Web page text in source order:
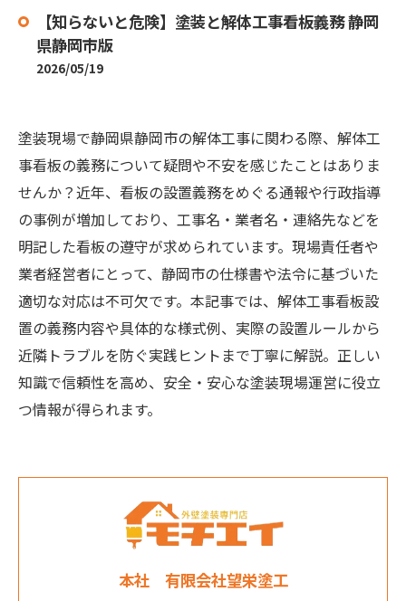
【知らないと危険】塗装と解体工事看板義務 静岡
県静岡市版
2026/05/19
塗装現場で静岡県静岡市の解体工事に関わる際、解体工
事看板の義務について疑問や不安を感じたことはありま
せんか？近年、看板の設置義務をめぐる通報や行政指導
の事例が増加しており、工事名・業者名・連絡先などを
明記した看板の遵守が求められています。現場責任者や
業者経営者にとって、静岡市の仕様書や法令に基づいた
適切な対応は不可欠です。本記事では、解体工事看板設
置の義務内容や具体的な様式例、実際の設置ルールから
近隣トラブルを防ぐ実践ヒントまで丁寧に解説。正しい
知識で信頼性を高め、安全・安心な塗装現場運営に役立
つ情報が得られます。
本社 有限会社望栄塗工